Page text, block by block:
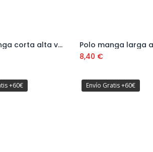
al carrito
Polo manga corta alta visibilidad amarillo/azul Ref. 1288PAVXLRYFA
Añadir al carrito
8,40 €
+60€ Envío Gratis +60€